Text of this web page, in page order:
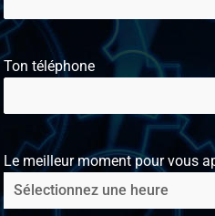
Ton téléphone
Le meilleur moment pour vous